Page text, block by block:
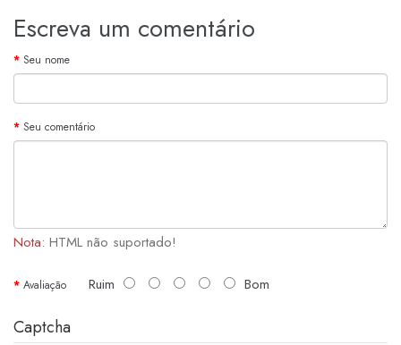
Escreva um comentário
Seu nome
Seu comentário
Nota: HTML não suportado!
Avaliação Ruim Bom
Captcha